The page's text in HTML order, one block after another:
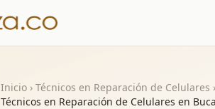
Inicio › Técnicos en Reparación de Celulares ›
Técnicos en Reparación de Celulares en